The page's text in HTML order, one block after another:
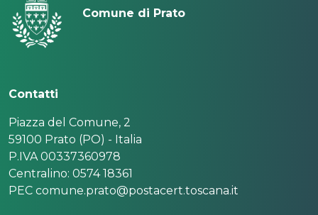
Comune di Prato
Contatti
Piazza del Comune, 2
59100 Prato (PO) - Italia
P.IVA 00337360978
Centralino: 0574 18361
PEC comune.prato@postacert.toscana.it